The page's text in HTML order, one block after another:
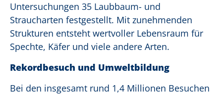
Untersuchungen 35 Laubbaum- und
Straucharten festgestellt. Mit zunehmenden
Strukturen entsteht wertvoller Lebensraum für
Spechte, Käfer und viele andere Arten.
Rekordbesuch und Umweltbildung
Bei den insgesamt rund 1,4 Millionen Besuchen